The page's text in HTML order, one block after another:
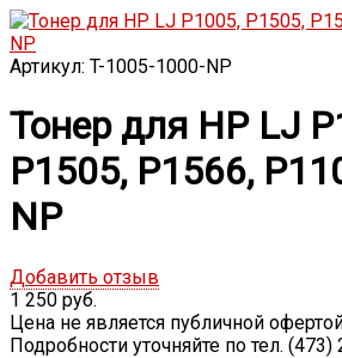
Артикул: T-1005-1000-NP
Тонер для HP LJ
P1505, P1566,
NP
Добавить отзыв
1 250 руб.
Цена не является публичной
Подробности уточняйте по тел.